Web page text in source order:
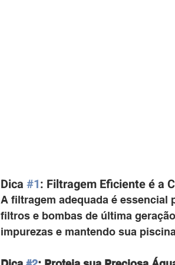
Dica #1: Filtragem Eficiente é a
A filtragem adequada é
filtros e bombas de última
impurezas e mantendo sua